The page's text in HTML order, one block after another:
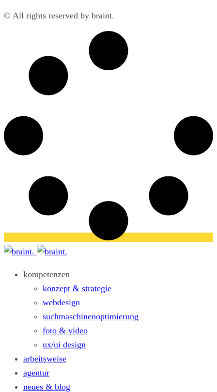
© All rights reserved by braint.
kompetenzen
konzept & strategie
webdesign
suchmaschinenoptimierung
foto & video
ux/ui design
arbeitsweise
agentur
neues & blog